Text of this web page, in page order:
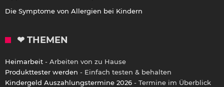
Die Symptome von Allergien bei Kindern
❤ THEMEN
Heimarbeit - Arbeiten von zu Hause
Produkttester werden - Einfach testen & behalten
Kindergeld Auszahlungstermine 2026 - Termine im Überblick